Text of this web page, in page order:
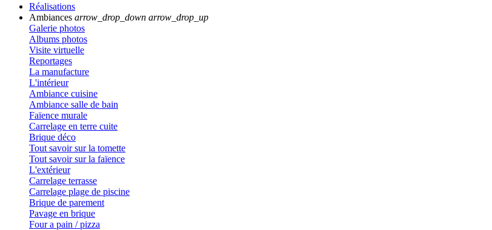
Réalisations
Ambiances arrow_drop_down arrow_drop_up
Galerie photos
Albums photos
Visite virtuelle
Reportages
La manufacture
L'intérieur
Ambiance cuisine
Ambiance salle de bain
Faïence murale
Carrelage en terre cuite
Brique déco
Tout savoir sur la tomette
Tout savoir sur la faïence
L'extérieur
Carrelage terrasse
Carrelage plage de piscine
Brique de parement
Pavage en brique
Four a pain / pizza